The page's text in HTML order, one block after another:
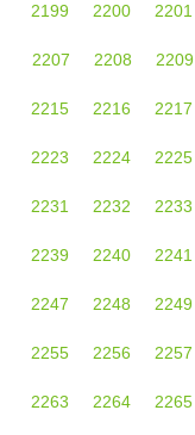
2199 2200 2201
2207 2208 2209
2215 2216 2217
2223 2224 2225
2231 2232 2233
2239 2240 2241
2247 2248 2249
2255 2256 2257
2263 2264 2265